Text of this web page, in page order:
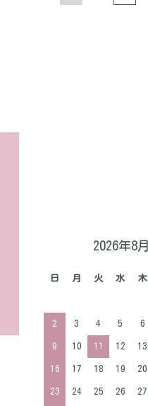
2026年8月
日 月 火 水 木
2 3 4 5 6
9 10 11 12 13
16 17 18 19 20
23 24 25 26 27